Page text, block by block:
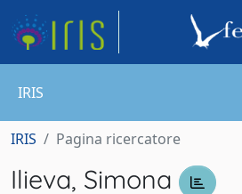
IRIS
IRIS Pagina ricercatore
Ilieva, Simona